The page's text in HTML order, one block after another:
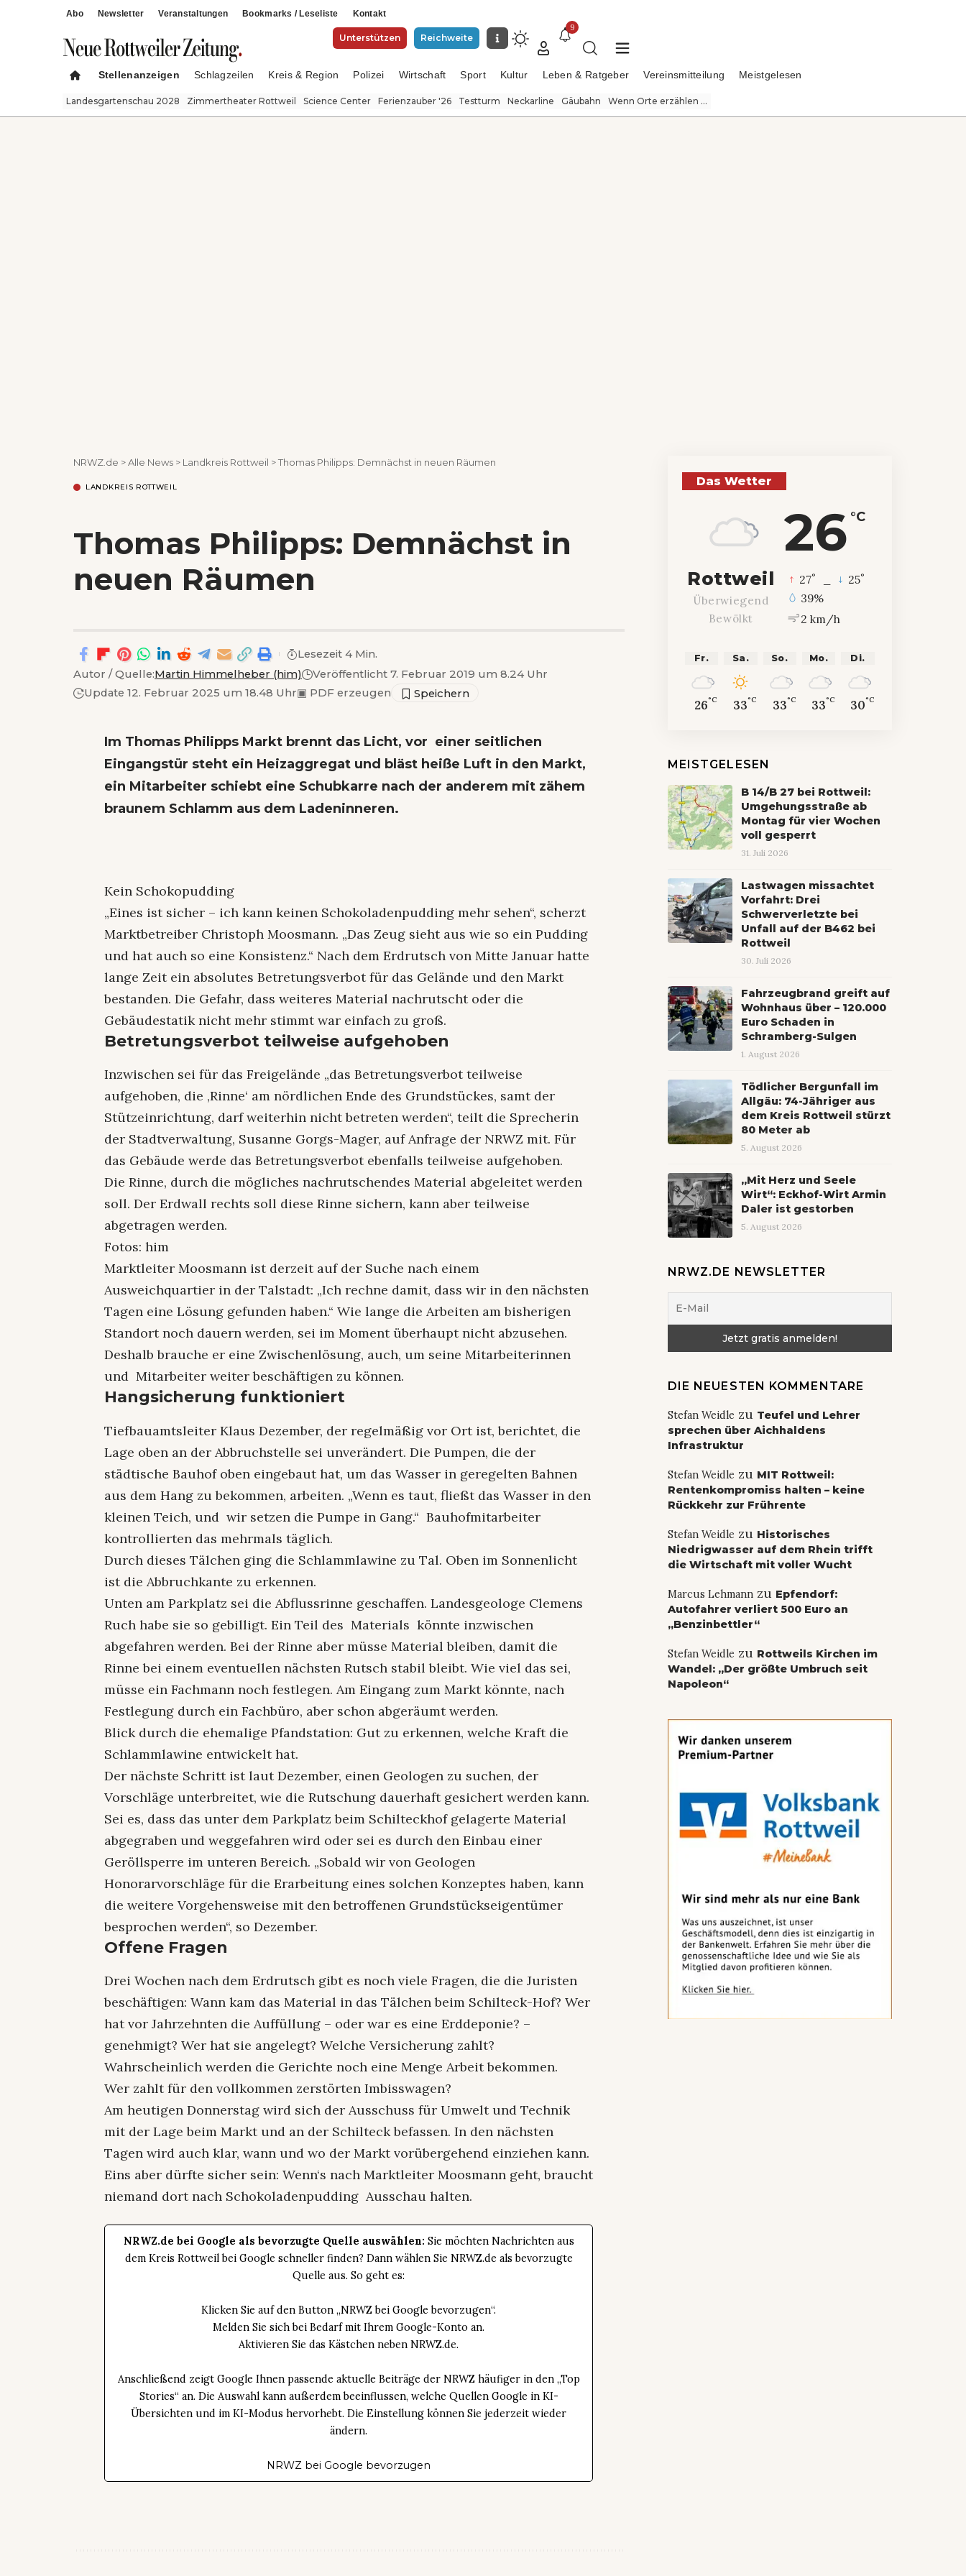
Abo Newsletter Veranstaltungen Bookmarks / Leseliste Kontakt
Unterstützen Reichweite
9
Stellenanzeigen Schlagzeilen Kreis & Region Polizei Wirtschaft Sport Kultur Leben & Ratgeber Vereinsmitteilung Meistgelesen
Landesgartenschau 2028 Zimmertheater Rottweil Science Center Ferienzauber '26 Testturm Neckarline Gäubahn Wenn Orte erzählen ...
NRWZ.de >Alle News > Landkreis Rottweil >Thomas Philipps: Demnächst in neuen Räumen
LANDKREIS ROTTWEIL
Thomas Philipps: Demnächst in
neuen Räumen
Autor / Quelle:Martin Himmelheber (him)
Veröffentlicht 7. Februar 2019 um 8.24 Uhr
Update 12. Februar 2025 um 18.48 Uhr▣ PDF erzeugen
Lesezeit 4 Min.
Im Thomas Philipps Markt brennt das Licht, vor einer seitlichen
Eingangstür steht ein Heizaggregat und bläst heiße Luft in den Markt,
ein Mitarbeiter schiebt eine Schubkarre nach der anderem mit zähem
braunem Schlamm aus dem Ladeninneren.
Kein Schokopudding
„Eines ist sicher – ich kann keinen Schokoladenpudding mehr sehen“, scherzt
Marktbetreiber Christoph Moosmann. „Das Zeug sieht aus wie so ein Pudding
und hat auch so eine Konsistenz.“ Nach dem Erdrutsch von Mitte Januar hatte
lange Zeit ein absolutes Betretungsverbot für das Gelände und den Markt
bestanden. Die Gefahr, dass weiteres Material nachrutscht oder die
Gebäudestatik nicht mehr stimmt war einfach zu groß.
Betretungsverbot teilweise aufgehoben
Inzwischen sei für das Freigelände „das Betretungsverbot teilweise
aufgehoben, die ‚Rinne‘ am nördlichen Ende des Grundstückes, samt der
Stützeinrichtung, darf weiterhin nicht betreten werden“, teilt die Sprecherin
der Stadtverwaltung, Susanne Gorgs-Mager, auf Anfrage der NRWZ mit. Für
das Gebäude werde das Betretungsverbot ebenfalls teilweise aufgehoben.
Die Rinne, durch die mögliches nachrutschendes Material abgeleitet werden
soll. Der Erdwall rechts soll diese Rinne sichern, kann aber teilweise
abgetragen werden.
Fotos: him
Marktleiter Moosmann ist derzeit auf der Suche nach einem
Ausweichquartier in der Talstadt: „Ich rechne damit, dass wir in den nächsten
Tagen eine Lösung gefunden haben.“ Wie lange die Arbeiten am bisherigen
Standort noch dauern werden, sei im Moment überhaupt nicht abzusehen.
Deshalb brauche er eine Zwischenlösung, auch, um seine Mitarbeiterinnen
und Mitarbeiter weiter beschäftigen zu können.
Hangsicherung funktioniert
Tiefbauamtsleiter Klaus Dezember, der regelmäßig vor Ort ist, berichtet, die
Lage oben an der Abbruchstelle sei unverändert. Die Pumpen, die der
städtische Bauhof oben eingebaut hat, um das Wasser in geregelten Bahnen
aus dem Hang zu bekommen, arbeiten. „Wenn es taut, fließt das Wasser in den
kleinen Teich, und wir setzen die Pumpe in Gang.“ Bauhofmitarbeiter
kontrollierten das mehrmals täglich.
Durch dieses Tälchen ging die Schlammlawine zu Tal. Oben im Sonnenlicht
ist die Abbruchkante zu erkennen.
Unten am Parkplatz sei die Abflussrinne geschaffen. Landesgeologe Clemens
Ruch habe sie so gebilligt. Ein Teil des Materials könnte inzwischen
abgefahren werden. Bei der Rinne aber müsse Material bleiben, damit die
Rinne bei einem eventuellen nächsten Rutsch stabil bleibt. Wie viel das sei,
müsse ein Fachmann noch festlegen. Am Eingang zum Markt könnte, nach
Festlegung durch ein Fachbüro, aber schon abgeräumt werden.
Blick durch die ehemalige Pfandstation: Gut zu erkennen, welche Kraft die
Schlammlawine entwickelt hat.
Der nächste Schritt ist laut Dezember, einen Geologen zu suchen, der
Vorschläge unterbreitet, wie die Rutschung dauerhaft gesichert werden kann.
Sei es, dass das unter dem Parkplatz beim Schilteckhof gelagerte Material
abgegraben und weggefahren wird oder sei es durch den Einbau einer
Geröllsperre im unteren Bereich. „Sobald wir von Geologen
Honorarvorschläge für die Erarbeitung eines solchen Konzeptes haben, kann
die weitere Vorgehensweise mit den betroffenen Grundstückseigentümer
besprochen werden“, so Dezember.
Offene Fragen
Drei Wochen nach dem Erdrutsch gibt es noch viele Fragen, die die Juristen
beschäftigen: Wann kam das Material in das Tälchen beim Schilteck-Hof? Wer
hat vor Jahrzehnten die Auffüllung – oder war es eine Erddeponie? –
genehmigt? Wer hat sie angelegt? Welche Versicherung zahlt?
Wahrscheinlich werden die Gerichte noch eine Menge Arbeit bekommen.
Wer zahlt für den vollkommen zerstörten Imbisswagen?
Am heutigen Donnerstag wird sich der Ausschuss für Umwelt und Technik
mit der Lage beim Markt und an der Schilteck befassen. In den nächsten
Tagen wird auch klar, wann und wo der Markt vorübergehend einziehen kann.
Eins aber dürfte sicher sein: Wenn‘s nach Marktleiter Moosmann geht, braucht
niemand dort nach Schokoladenpudding Ausschau halten.
NRWZ.de bei Google als bevorzugte Quelle auswählen: Sie möchten Nachrichten aus
dem Kreis Rottweil bei Google schneller finden? Dann wählen Sie NRWZ.de als bevorzugte
Quelle aus. So geht es:
Klicken Sie auf den Button „NRWZ bei Google bevorzugen“.
Melden Sie sich bei Bedarf mit Ihrem Google-Konto an.
Aktivieren Sie das Kästchen neben NRWZ.de.
Anschließend zeigt Google Ihnen passende aktuelle Beiträge der NRWZ häufiger in den „Top
Stories“ an. Die Auswahl kann außerdem beeinflussen, welche Quellen Google in KI-
Übersichten und im KI-Modus hervorhebt. Die Einstellung können Sie jederzeit wieder
ändern.
NRWZ bei Google bevorzugen
Das Wetter
26 °C
Rottweil
Überwiegend
Bewölkt
27° 25°
39%
2 km/h
Fr.
26°C
Sa.
33°C
So.
33°C
Mo.
33°C
Di.
30°C
MEISTGELESEN
B 14/B 27 bei Rottweil:
Umgehungsstraße ab
Montag für vier Wochen
voll gesperrt
31. Juli 2026
Lastwagen missachtet
Vorfahrt: Drei
Schwerverletzte bei
Unfall auf der B462 bei
Rottweil
30. Juli 2026
Fahrzeugbrand greift auf
Wohnhaus über – 120.000
Euro Schaden in
Schramberg-Sulgen
1. August 2026
Tödlicher Bergunfall im
Allgäu: 74-Jähriger aus
dem Kreis Rottweil stürzt
80 Meter ab
5. August 2026
„Mit Herz und Seele
Wirt“: Eckhof-Wirt Armin
Daler ist gestorben
5. August 2026
NRWZ.DE NEWSLETTER
DIE NEUESTEN KOMMENTARE
Stefan Weidle zu Teufel und Lehrer
sprechen über Aichhaldens
Infrastruktur
Stefan Weidle zu MIT Rottweil:
Rentenkompromiss halten – keine
Rückkehr zur Frührente
Stefan Weidle zu Historisches
Niedrigwasser auf dem Rhein trifft
die Wirtschaft mit voller Wucht
Marcus Lehmannzu Epfendorf:
Autofahrer verliert 500 Euro an
„Benzinbettler“
Stefan Weidle zu Rottweils Kirchen im
Wandel: „Der größte Umbruch seit
Napoleon“